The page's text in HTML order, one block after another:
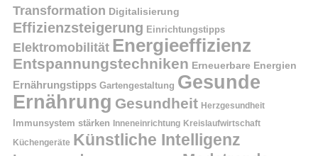
Transformation Digitalisierung
Effizienzsteigerung Einrichtungstipps
Elektromobilität Energieeffizienz
Entspannungstechniken Erneuerbare Energien
Ernährungstipps Gartengestaltung Gesunde
Ernährung Gesundheit Herzgesundheit
Immunsystem stärken Inneneinrichtung Kreislaufwirtschaft
Küchengeräte Künstliche Intelligenz